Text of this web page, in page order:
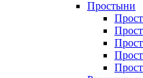
Простыни